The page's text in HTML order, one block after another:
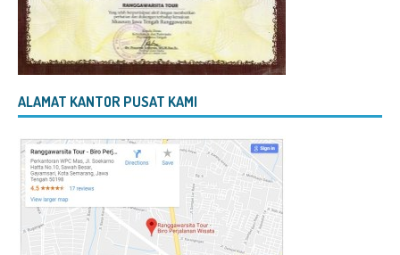
ALAMAT KANTOR PUSAT KAMI